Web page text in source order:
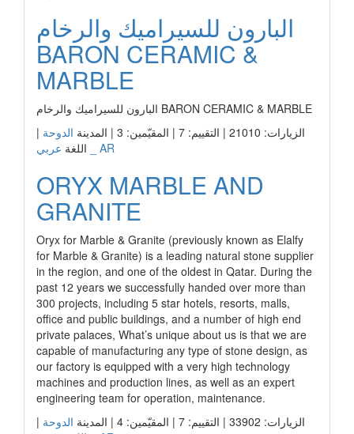
البارون للسيراميك والرخام
BARON CERAMIC &
MARBLE
البارون للسيراميك والرخام BARON CERAMIC & MARBLE
الزيارات: 21010 | التقييم: 7 | المقيّمين: 3 | المدينة
الدوحة |
اللغة عربي _ AR
ORYX MARBLE AND
GRANITE
Oryx for Marble & Granite (previously known as Elalfy
for Marble & Granite) is a leading natural stone supplier
in the region, and one of the oldest in Qatar. During the
past 12 years we successfully handed over more than
300 projects, including 5 star hotels, resorts, malls,
office and public buildings, and a number of high end
private palaces, What’s unique about us is that we are
capable of manufacturing any type of stone design, as
our factory is equipped with a very high technology
machines and production lines, as well as an expert
engineering team for operation, maintenance.
الزيارات: 33902 | التقييم: 7 | المقيّمين: 4 | المدينة
الدوحة |